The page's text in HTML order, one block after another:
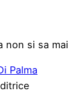
non si sa mai
Palma